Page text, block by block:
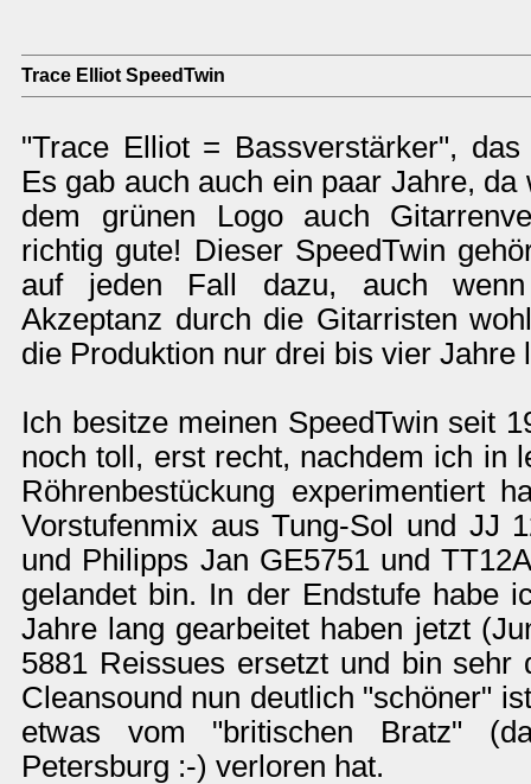
Trace Elliot SpeedTwin
"Trace Elliot = Bassverstärker",
Es gab auch auch ein paar Jahre,
dem grünen Logo auch
richtig gute! Dieser SpeedTwin
auf jeden Fall dazu, auch
Akzeptanz durch die Gitarristen
die Produktion nur drei bis vier Jahre
Ich besitze meinen SpeedTwin seit
noch toll, erst recht, nachdem ich in
Röhrenbestückung experimentiert
Vorstufenmix aus Tung-Sol und JJ
und Philipps Jan GE5751 und
gelandet bin. In der Endstufe habe
Jahre lang gearbeitet haben jetzt
5881 Reissues ersetzt und bin sehr
Cleansound nun deutlich "schöner"
etwas vom "britischen Bratz"
Petersburg :-) verloren hat.